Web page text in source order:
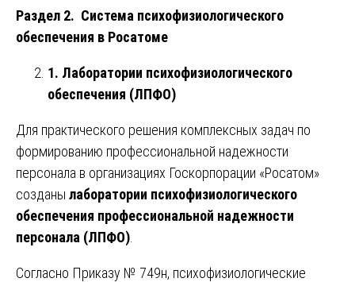
Раздел 2. Система психофизиологического
обеспечения в Росатоме
1. Лаборатории психофизиологического
обеспечения (ЛПФО)
Для практического решения комплексных задач по
формированию профессиональной надежности
персонала в организациях Госкорпорации «Росатом»
созданы лаборатории психофизиологического
обеспечения профессиональной надежности
персонала (ЛПФО)
Согласно Приказу № 749н, психофизиологические